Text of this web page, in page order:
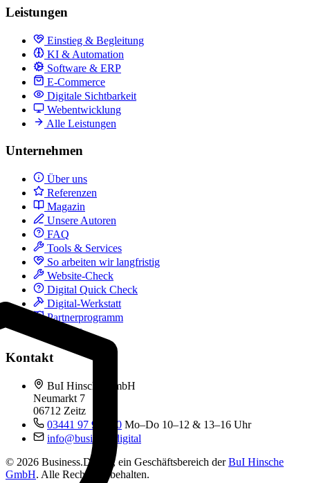
Leistungen
Einstieg & Begleitung
KI & Automation
Software & ERP
E-Commerce
Digitale Sichtbarkeit
Webentwicklung
Alle Leistungen
Unternehmen
Über uns
Referenzen
Magazin
Unsere Autoren
FAQ
Tools & Services
So arbeiten wir langfristig
Website-Check
Digital Quick Check
Digital-Werkstatt
Partnerprogramm
Kontakt
Kontakt
BuI Hinsche GmbH
Neumarkt 7
06712 Zeitz
03441 97 99 060 Mo–Do 10–12 & 13–16 Uhr
info@business.digital
© 2026 Business.Digital, ein Geschäftsbereich derBuI Hinsche
GmbH. Alle Rechte vorbehalten.